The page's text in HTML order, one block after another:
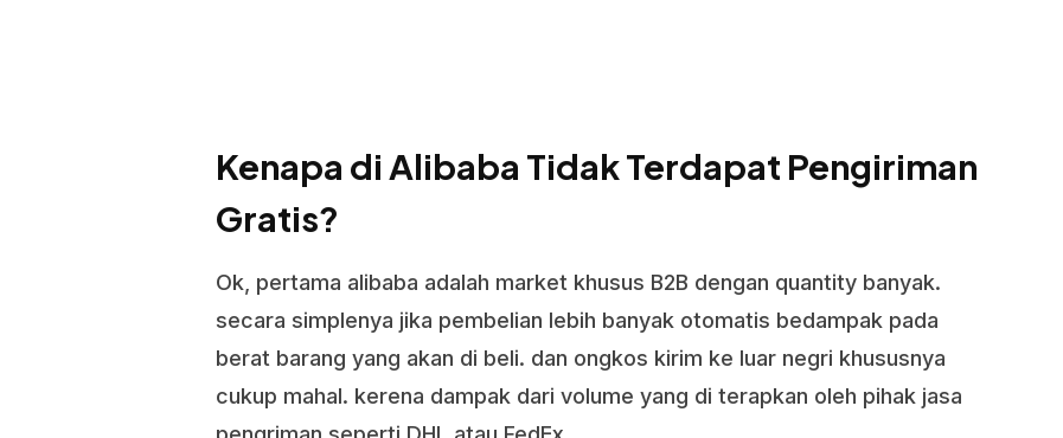
Kenapa di Alibaba Tidak Terdapat Pengiriman
Gratis?
Ok, pertama alibaba adalah market khusus B2B dengan quantity banyak.
secara simplenya jika pembelian lebih banyak otomatis bedampak pada
berat barang yang akan di beli. dan ongkos kirim ke luar negri khususnya
cukup mahal. kerena dampak dari volume yang di terapkan oleh pihak jasa